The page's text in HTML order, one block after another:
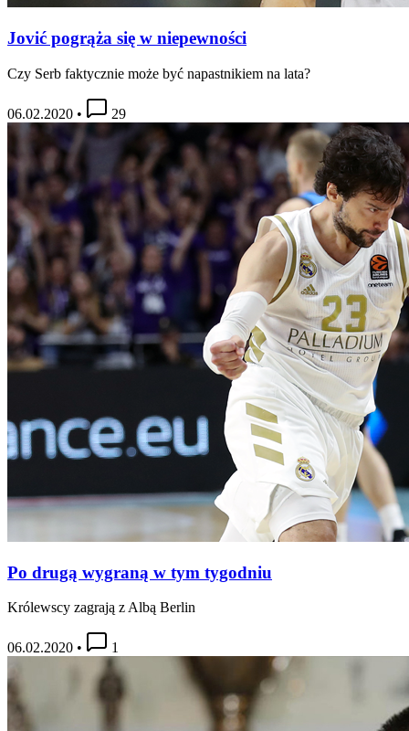
Jović pogrąża się w niepewności
Czy Serb faktycznie może być napastnikiem na lata?
06.02.2020 • 29
Po drugą wygraną w tym tygodniu
Królewscy zagrają z Albą Berlin
06.02.2020 • 1